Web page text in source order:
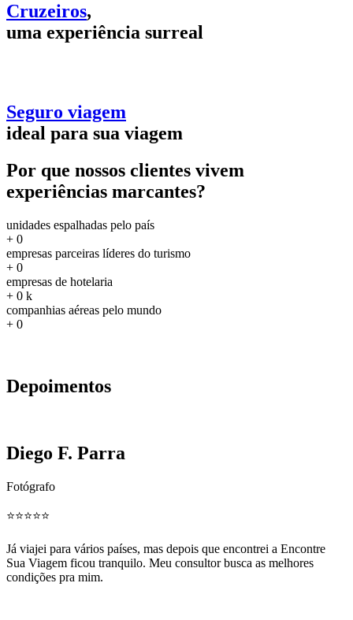
Cruzeiros,
uma experiência surreal
Seguro viagem
ideal para sua viagem
Por que nossos clientes vivem
experiências marcantes?
unidades espalhadas pelo país
+ 0
empresas parceiras líderes do turismo
+ 0
empresas de hotelaria
+ 0 k
companhias aéreas pelo mundo
+ 0
Depoimentos
Diego F. Parra
Fotógrafo
⭐️⭐️⭐️⭐️⭐️
Já viajei para vários países, mas depois que encontrei a Encontre
Sua Viagem ficou tranquilo. Meu consultor busca as melhores
condições pra mim.